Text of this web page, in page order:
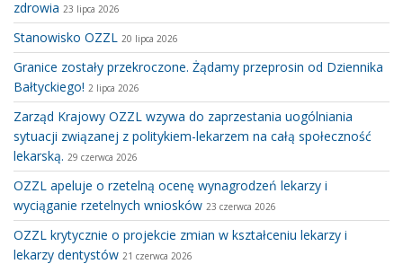
zdrowia 23 lipca 2026
Stanowisko OZZL 20 lipca 2026
Granice zostały przekroczone. Żądamy przeprosin od Dziennika
Bałtyckiego! 2 lipca 2026
Zarząd Krajowy OZZL wzywa do zaprzestania uogólniania
sytuacji związanej z politykiem-lekarzem na całą społeczność
lekarską. 29 czerwca 2026
OZZL apeluje o rzetelną ocenę wynagrodzeń lekarzy i
wyciąganie rzetelnych wniosków 23 czerwca 2026
OZZL krytycznie o projekcie zmian w kształceniu lekarzy i
lekarzy dentystów 21 czerwca 2026